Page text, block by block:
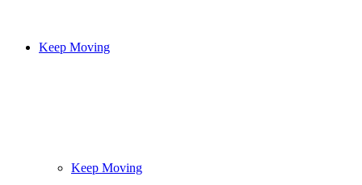
Keep Moving
Keep Moving